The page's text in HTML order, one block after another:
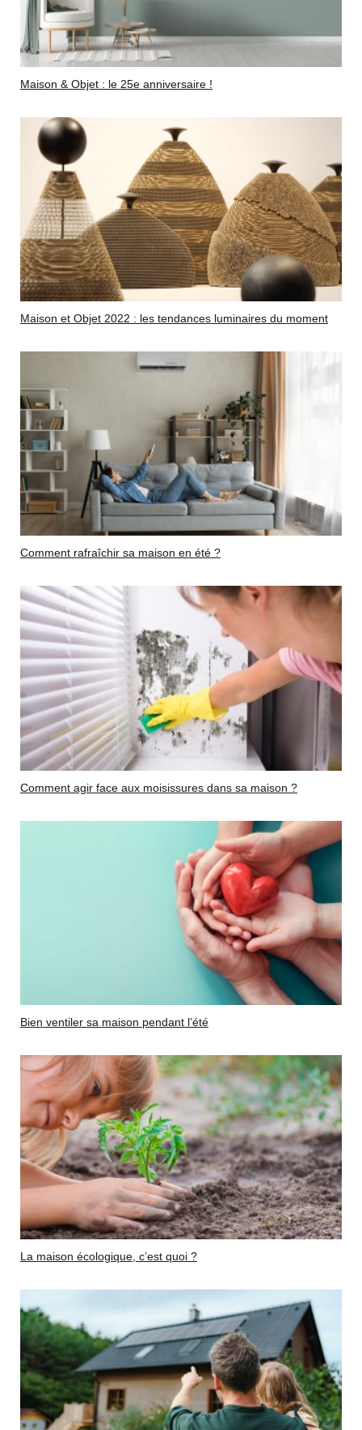
Maison & Objet : le 25e anniversaire !
Maison et Objet 2022 : les tendances luminaires du moment
Comment rafraîchir sa maison en été ?
Comment agir face aux moisissures dans sa maison ?
Bien ventiler sa maison pendant l’été
La maison écologique, c’est quoi ?